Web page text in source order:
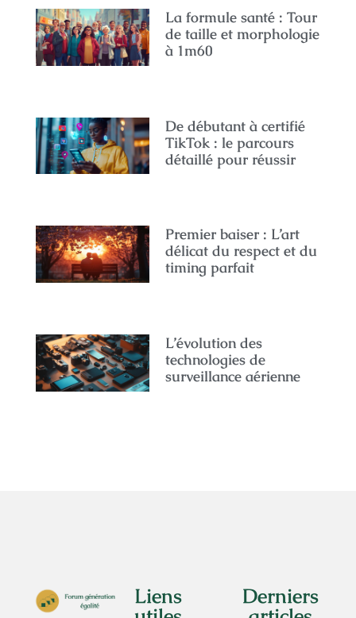
La formule santé : Tour
de taille et morphologie
à 1m60
De débutant à certifié
TikTok : le parcours
détaillé pour réussir
Premier baiser : L’art
délicat du respect et du
timing parfait
L’évolution des
technologies de
surveillance aérienne
Liens Derniers